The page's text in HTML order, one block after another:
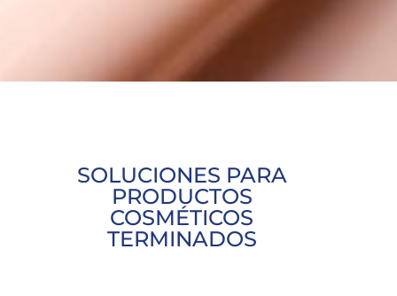
SOLUCIONES PARA
PRODUCTOS
COSMÉTICOS
TERMINADOS